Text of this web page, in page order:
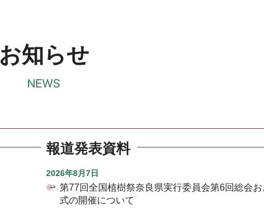
お知らせ
報道発表資料
2026年8月7日
第77回全国植樹祭奈良県実行委員会第6回総会
式の開催について